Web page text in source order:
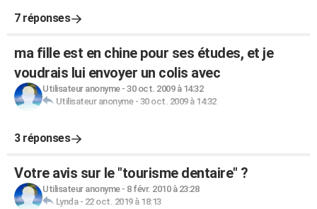
7 réponses
ma fille est en chine pour ses études, et je
voudrais lui envoyer un colis avec
Utilisateur anonyme- 30 oct. 2009 à 14:32
Utilisateur anonyme- 30 oct. 2009 à 14:32
3 réponses
Votre avis sur le "tourisme dentaire" ?
Utilisateur anonyme- 8 févr. 2010 à 23:28
Lynda- 22 oct. 2019 à 18:13